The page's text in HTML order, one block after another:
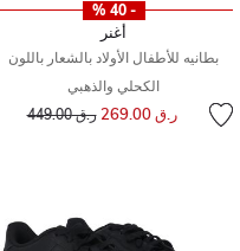
- 40 %
أغنر
بطانيه للأطفال الأولاد بالشعار باللون
الكحلي والذهبي
ر.ق 269.00 سعر مخفض منر.ق 449.00